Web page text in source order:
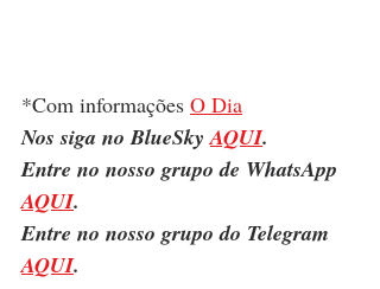
*Com informações O Dia
Nos siga no BlueSky AQUI.
Entre no nosso grupo de WhatsApp
AQUI.
Entre no nosso grupo do Telegram
AQUI.